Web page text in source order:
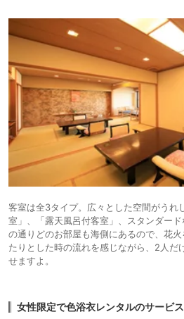
客室は全3タイプ。広々とした空間がうれ
室」、「露天風呂付客室」、スタンダー
の通りどのお部屋も海側にあるので、花
たりとした時の流れを感じながら、2人だ
せますよ。
女性限定で色浴衣レンタルのサービ